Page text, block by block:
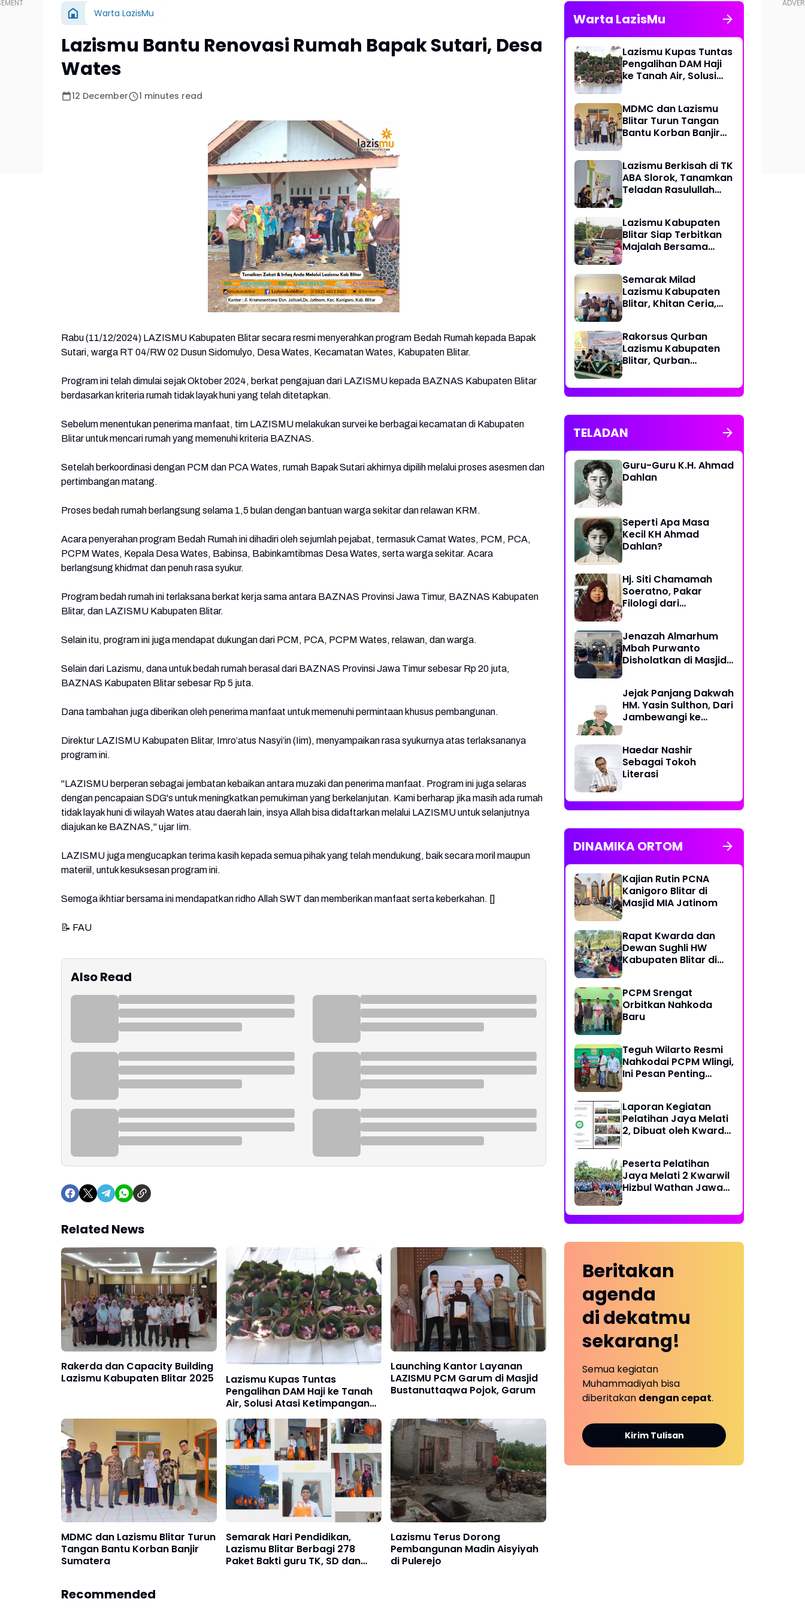
Warta LazisMu
Lazismu Bantu Renovasi Rumah Bapak Sutari, Desa
Wates
12 December 1 minutes read
Rabu (11/12/2024) LAZISMU Kabupaten Blitar secara resmi menyerahkan program Bedah Rumah kepada Bapak
Sutari, warga RT 04/RW 02 Dusun Sidomulyo, Desa Wates, Kecamatan Wates, Kabupaten Blitar.
Program ini telah dimulai sejak Oktober 2024, berkat pengajuan dari LAZISMU kepada BAZNAS Kabupaten Blitar
berdasarkan kriteria rumah tidak layak huni yang telah ditetapkan.
Sebelum menentukan penerima manfaat, tim LAZISMU melakukan survei ke berbagai kecamatan di Kabupaten
Blitar untuk mencari rumah yang memenuhi kriteria BAZNAS.
Setelah berkoordinasi dengan PCM dan PCA Wates, rumah Bapak Sutari akhirnya dipilih melalui proses asesmen dan
pertimbangan matang.
Proses bedah rumah berlangsung selama 1,5 bulan dengan bantuan warga sekitar dan relawan KRM.
Acara penyerahan program Bedah Rumah ini dihadiri oleh sejumlah pejabat, termasuk Camat Wates, PCM, PCA,
PCPM Wates, Kepala Desa Wates, Babinsa, Babinkamtibmas Desa Wates, serta warga sekitar. Acara
berlangsung khidmat dan penuh rasa syukur.
Program bedah rumah ini terlaksana berkat kerja sama antara BAZNAS Provinsi Jawa Timur, BAZNAS Kabupaten
Blitar, dan LAZISMU Kabupaten Blitar.
Selain itu, program ini juga mendapat dukungan dari PCM, PCA, PCPM Wates, relawan, dan warga.
Selain dari Lazismu, dana untuk bedah rumah berasal dari BAZNAS Provinsi Jawa Timur sebesar Rp 20 juta,
BAZNAS Kabupaten Blitar sebesar Rp 5 juta.
Dana tambahan juga diberikan oleh penerima manfaat untuk memenuhi permintaan khusus pembangunan.
Direktur LAZISMU Kabupaten Blitar, Imro’atus Nasyi’in (Iim), menyampaikan rasa syukurnya atas terlaksananya
program ini.
"LAZISMU berperan sebagai jembatan kebaikan antara muzaki dan penerima manfaat. Program ini juga selaras
dengan pencapaian SDG's untuk meningkatkan pemukiman yang berkelanjutan. Kami berharap jika masih ada rumah
tidak layak huni di wilayah Wates atau daerah lain, insya Allah bisa didaftarkan melalui LAZISMU untuk selanjutnya
diajukan ke BAZNAS," ujar Iim.
LAZISMU juga mengucapkan terima kasih kepada semua pihak yang telah mendukung, baik secara moril maupun
materiil, untuk kesuksesan program ini.
Semoga ikhtiar bersama ini mendapatkan ridho Allah SWT dan memberikan manfaat serta keberkahan. []
📝 FAU
Also Read
Related News
Rakerda dan Capacity Building
Lazismu Kabupaten Blitar 2025
Lazismu Kupas Tuntas
Pengalihan DAM Haji ke Tanah
Air, Solusi Atasi Ketimpangan
Launching Kantor Layanan
LAZISMU PCM Garum di Masjid
Bustanuttaqwa Pojok, Garum
MDMC dan Lazismu Blitar Turun
Tangan Bantu Korban Banjir
Sumatera
Semarak Hari Pendidikan,
Lazismu Blitar Berbagi 278
Paket Bakti guru TK, SD dan
Lazismu Terus Dorong
Pembangunan Madin Aisyiyah
di Pulerejo
Recommended
Warta LazisMu
Lazismu Kupas Tuntas
Pengalihan DAM Haji
ke Tanah Air, Solusi
Kurban
MDMC dan Lazismu
Blitar Turun Tangan
Bantu Korban Banjir
Lazismu Berkisah di TK
ABA Slorok, Tanamkan
Teladan Rasulullah
Lazismu Kabupaten
Blitar Siap Terbitkan
Majalah Bersama
Semarak Milad
Lazismu Kabupaten
Blitar, Khitan Ceria,
‎Rakorsus Qurban
Lazismu Kabupaten
Blitar, Qurban
Bahagiakan sesama
TELADAN
Guru-Guru K.H. Ahmad
Dahlan
Seperti Apa Masa
Kecil KH Ahmad
Dahlan?
Hj. Siti Chamamah
Soeratno, Pakar
Filologi dari
Jenazah Almarhum
Mbah Purwanto
Disholatkan di Masjid
Jejak Panjang Dakwah
HM. Yasin Sulthon, Dari
Jambewangi ke
Muhammadiyah
Hingga Akhir Hayat
Haedar Nashir
Sebagai Tokoh
Literasi
DINAMIKA ORTOM
Kajian Rutin PCNA
Kanigoro Blitar di
Masjid MIA Jatinom
Rapat Kwarda dan
Dewan Sughli HW
Kabupaten Blitar di
PCPM Srengat
Orbitkan Nahkoda
Baru
Teguh Wilarto Resmi
Nahkodai PCPM Wlingi,
Ini Pesan Penting
Laporan Kegiatan
Pelatihan Jaya Melati
2, Dibuat oleh Kwarda
Peserta Pelatihan
Jaya Melati 2 Kwarwil
Hizbul Wathan Jawa
Pisang Cavendish
Beritakan
agenda
di dekatmu
sekarang!
Semua kegiatan
Muhammadiyah bisa
diberitakan dengan cepat.
Kirim Tulisan